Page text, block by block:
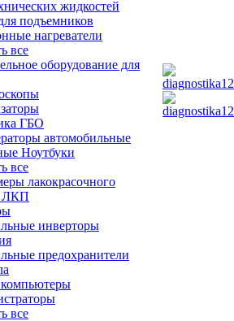
жидкостей
подъемников
нагреватели
все
оборудование для
ГБО
автомобильные
Ноутбуки
все
лакокрасочного
ЛКП
инверторы
предохранители
все